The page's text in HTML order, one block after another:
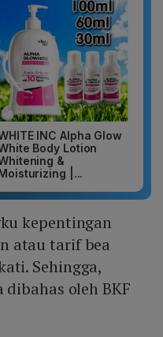
INC Alpha Glow
Body Lotion
&
|...
kepentingan
atau tarif bea
Sehingga,
oleh BKF